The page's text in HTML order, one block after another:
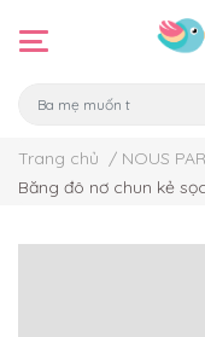
Trang chủ / NOUS
Băng đô nơ chun kẻ